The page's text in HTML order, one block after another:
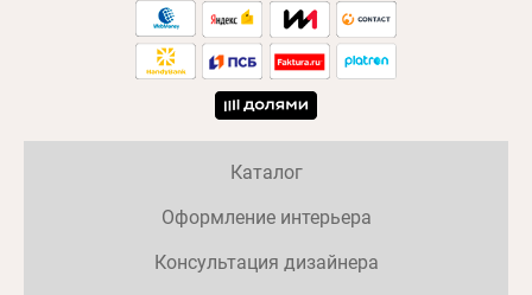
Каталог
Оформление интерьера
Консультация дизайнера